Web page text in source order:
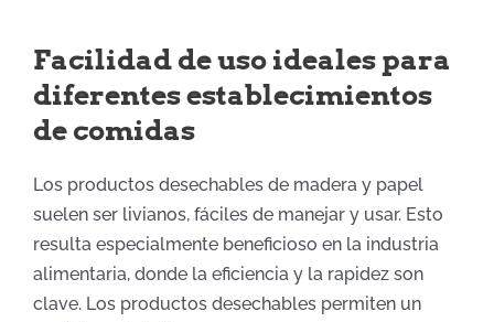
Facilidad de uso ideales para
diferentes establecimientos
de comidas
Los productos desechables de madera y papel
suelen ser livianos, fáciles de manejar y usar. Esto
resulta especialmente beneficioso en la industria
alimentaria, donde la eficiencia y la rapidez son
clave. Los productos desechables permiten un